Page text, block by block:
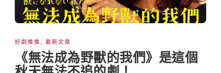
好劇推推, 最新文章
《無法成為野獸的我們》是這個